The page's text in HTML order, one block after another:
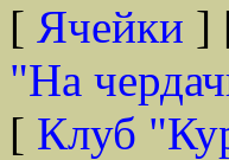
[ Ячейки ]
"На
[ Клуб